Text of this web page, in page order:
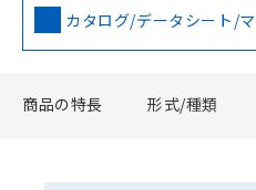
カタログ/データシート/
商品の特長 形式/種類